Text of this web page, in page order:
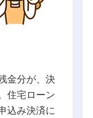
金分が、決
住宅ローン
込み決済に